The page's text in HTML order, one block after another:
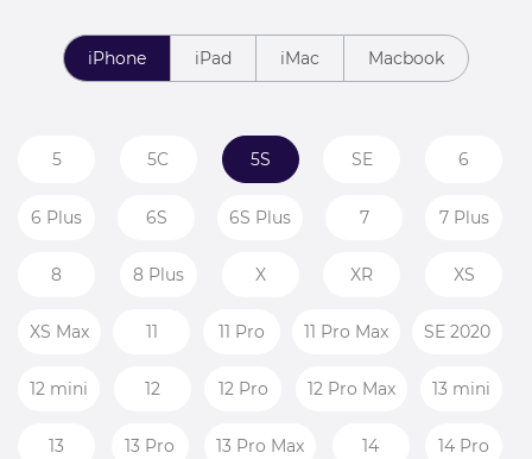
iPhone iPad iMac Macbook
5 5C 5S SE 6
6 Plus 6S 6S Plus 7 7 Plus
8 8 Plus X XR XS
XS Max 11 11 Pro 11 Pro Max SE 2020
12 mini 12 12 Pro 12 Pro Max 13 mini
13 13 Pro 13 Pro Max 14 14 Pro